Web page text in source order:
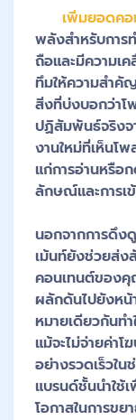
เพิ่มยอดคอ
พลังสำหรับการ
ถือและมีความเ
ทึมให้ความสำคั
สิ่งที่บ่งบอกว่าโ
ปฏิสัมพันธ์จริงจ
งานใหม่ที่เห็นโ
แก่การอ่านหรื
ลักษณ์และการเ
นอกจากการดึง
เม้นท์ยังช่วยส่
คอนเทนต์ของ
ผลักดันไปยังหน้
หมายเดียวกันท
แม้จะไม่จ่ายค่า
อย่างรวดเร็วใ
แบรนด์ชั้นนำใช้
โอกาสในการขย